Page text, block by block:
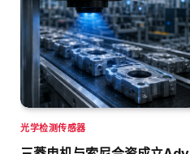
光学检测传感器